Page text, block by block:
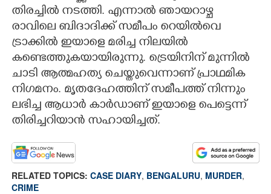
തിരച്ചിൽ നടത്തി. എന്നാൽ ഞായറാഴ്ച
രാവിലെ ബിദാദിക്ക് സമീപം റെയിൽവെ
ട്രാക്കിൽ ഇയാളെ മരിച്ച നിലയിൽ
കണ്ടെത്തുകയായിരുന്നു. ട്രെയിനിന് മുന്നിൽ
ചാടി ആത്മഹത്യ ചെയ്തുവെന്നാണ് പ്രാഥമിക
നിഗമനം. മൃതദേഹത്തിന് സമീപത്ത് നിന്നും
ലഭിച്ച ആധാർ കാർഡാണ് ഇയാളെ പെട്ടെന്ന്
തിരിച്ചറിയാൻ സഹായിച്ചത്.
RELATED TOPICS: CASE DIARY, BENGALURU, MURDER,
CRIME